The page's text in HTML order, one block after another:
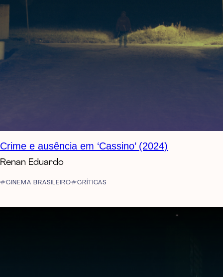
Crime e ausência em ‘Cassino’ (2024)
Renan Eduardo
CINEMA BRASILEIRO CRÍTICAS